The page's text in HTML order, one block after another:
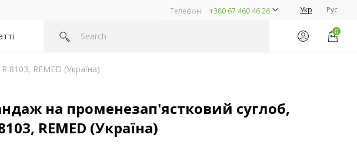
Телефон: +380 67 460 46 26 Укр Рус
0
8103, REMED (Україна)
на променезап'ястковий суглоб,
REMED (Україна)